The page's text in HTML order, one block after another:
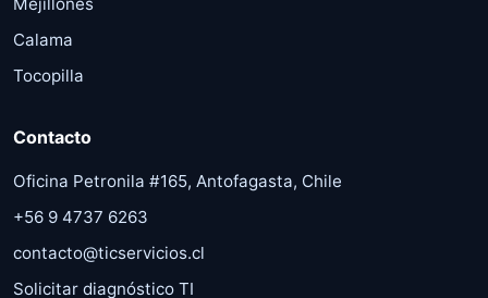
Calama
Tocopilla
Contacto
Oficina Petronila #165, Antofagasta, Chile
+56 9 4737 6263
contacto@ticservicios.cl
Solicitar diagnóstico TI